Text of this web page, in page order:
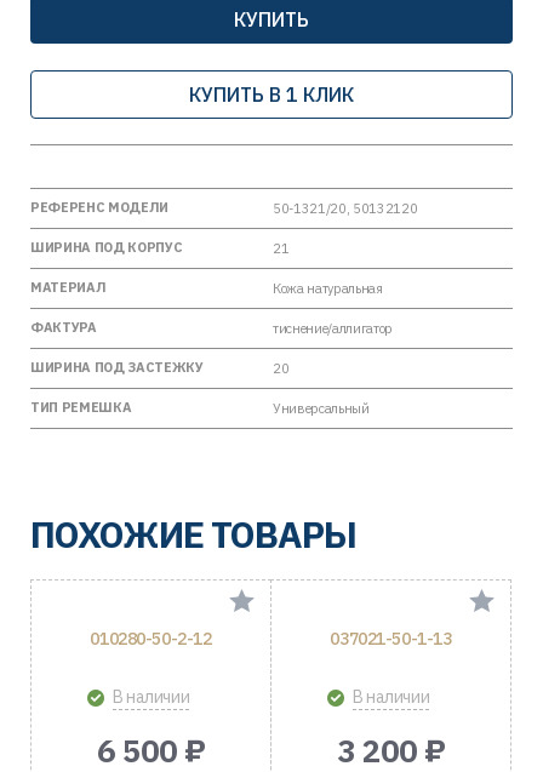
КУПИТЬ
КУПИТЬ В 1 КЛИК
РЕФЕРЕНС МОДЕЛИ 50-1321/20, 50132120
ШИРИНА ПОД КОРПУС 21
МАТЕРИАЛ Кожа натуральная
ФАКТУРА тиснение/аллигатор
ШИРИНА ПОД ЗАСТЕЖКУ 20
ТИП РЕМЕШКА Универсальный
ПОХОЖИЕ ТОВАРЫ
010280-50-2-12
В наличии
6 500 ₽
037021-50-1-13
В наличии
3 200 ₽